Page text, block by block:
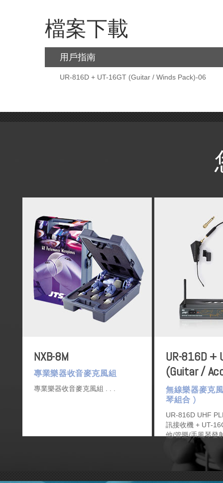
檔案下載
用戶指南
UR-816D + UT-16GT (Guitar / Winds Pack)-06
NXB-8M
專業樂器收音麥克風組
專業樂器收音麥克風組
UR-816D +
(Guitar /
Pack)
無線樂器麥克
琴組合 )
UR-816D UHF
訊接收機 + UT-
他/管樂/手風琴發